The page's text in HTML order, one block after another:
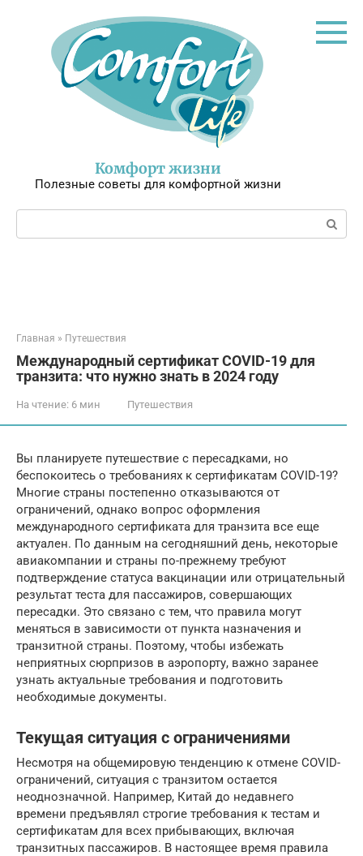
Комфорт жизни
Полезные советы для комфортной жизни
Поиск:
Главная » Путешествия
Международный сертификат COVID-19 для
транзита: что нужно знать в 2024 году
На чтение: 6 мин Путешествия
Вы планируете путешествие с пересадками, но
беспокоитесь о требованиях к сертификатам COVID-19?
Многие страны постепенно отказываются от
ограничений, однако вопрос оформления
международного сертификата для транзита все еще
актуален. По данным на сегодняшний день, некоторые
авиакомпании и страны по-прежнему требуют
подтверждение статуса вакцинации или отрицательный
результат теста для пассажиров, совершающих
пересадки. Это связано с тем, что правила могут
меняться в зависимости от пункта назначения и
транзитной страны. Поэтому, чтобы избежать
неприятных сюрпризов в аэропорту, важно заранее
узнать актуальные требования и подготовить
необходимые документы.
Текущая ситуация с ограничениями
Несмотря на общемировую тенденцию к отмене COVID-
ограничений, ситуация с транзитом остается
неоднозначной. Например, Китай до недавнего
времени предъявлял строгие требования к тестам и
сертификатам для всех прибывающих, включая
транзитных пассажиров. В настоящее время правила